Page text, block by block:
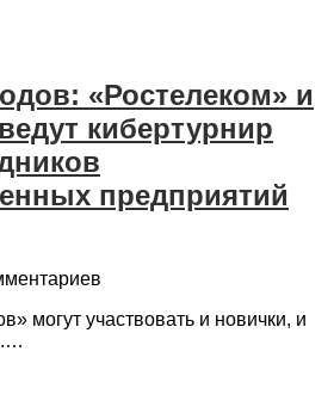
«Ростелеком» и
кибертурнир
предприятий
могут участвовать и новички, и